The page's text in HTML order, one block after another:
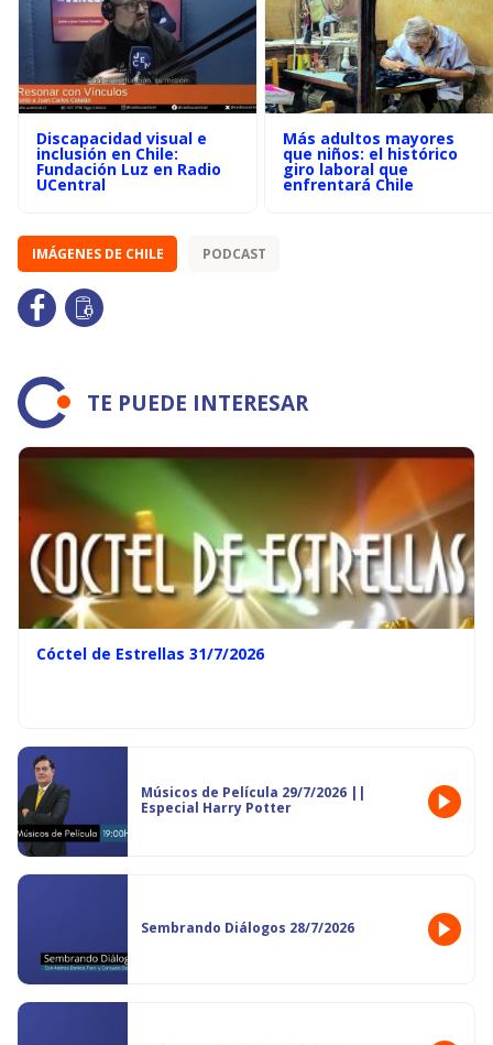
Discapacidad visual e
inclusión en Chile:
Fundación Luz en Radio
UCentral
Más adultos mayores
que niños: el histórico
giro laboral que
enfrentará Chile
IMÁGENES DE CHILE PODCAST
TE PUEDE INTERESAR
Cóctel de Estrellas 31/7/2026
Músicos de Película 29/7/2026 ||
Especial Harry Potter
Sembrando Diálogos 28/7/2026